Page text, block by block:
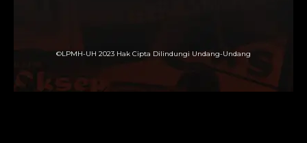
©LPMH-UH 2023 Hak Cipta Dilindungi Undang-Undang